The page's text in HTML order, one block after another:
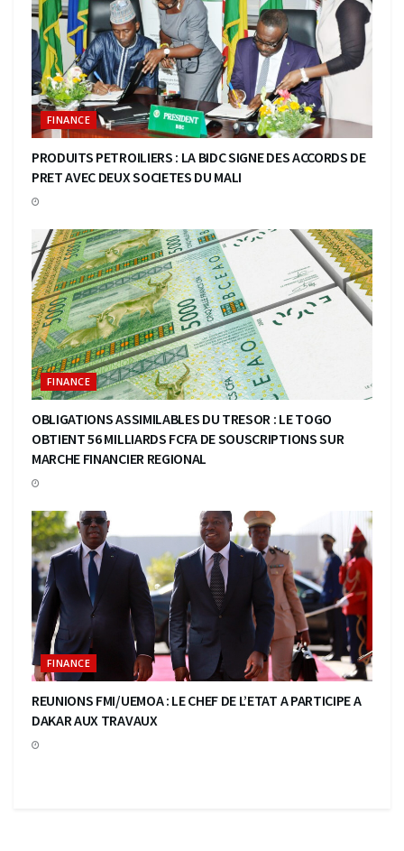
FINANCE
PRODUITS PETROILIERS : LA BIDC SIGNE DES ACCORDS DE
PRET AVEC DEUX SOCIETES DU MALI
FINANCE
OBLIGATIONS ASSIMILABLES DU TRESOR : LE TOGO
OBTIENT 56 MILLIARDS FCFA DE SOUSCRIPTIONS SUR
MARCHE FINANCIER REGIONAL
FINANCE
REUNIONS FMI/UEMOA : LE CHEF DE L’ETAT A PARTICIPE A
DAKAR AUX TRAVAUX